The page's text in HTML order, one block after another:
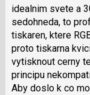
idealnim svete a
sedohneda, to
tiskaren, ktere
proto tiskarna
vytisknout cerny
principu
Aby doslo k co